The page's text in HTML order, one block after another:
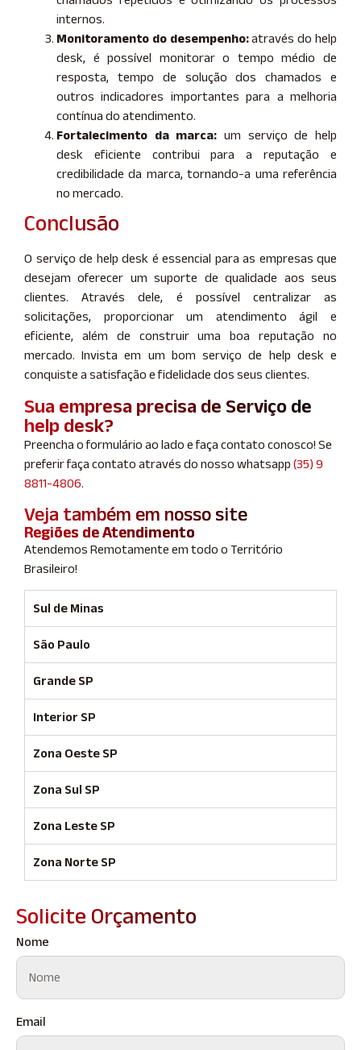
internos.
Monitoramento do desempenho:através do help
desk, é possível monitorar o tempo médio de
resposta, tempo de solução dos chamados e
outros indicadores importantes para a melhoria
contínua do atendimento.
Fortalecimento da marca: um serviço de help
desk eficiente contribui para a reputação e
credibilidade da marca, tornando-a uma referência
no mercado.
Conclusão
O serviço de help desk é essencial para as empresas que
desejam oferecer um suporte de qualidade aos seus
clientes. Através dele, é possível centralizar as
solicitações, proporcionar um atendimento ágil e
eficiente, além de construir uma boa reputação no
mercado. Invista em um bom serviço de help desk e
conquiste a satisfação e fidelidade dos seus clientes.
Sua empresa precisa de Serviço de
help desk?
Preencha o formulário ao lado e faça contato conosco! Se
preferir faça contato através do nosso whatsapp (35) 9
8811-4806.
Veja também em nosso site
Regiões de Atendimento
Atendemos Remotamente em todo o Território
Brasileiro!
Sul de Minas
São Paulo
Grande SP
Interior SP
Zona Oeste SP
Zona Sul SP
Zona Leste SP
Zona Norte SP
Solicite Orçamento
Nome
Email